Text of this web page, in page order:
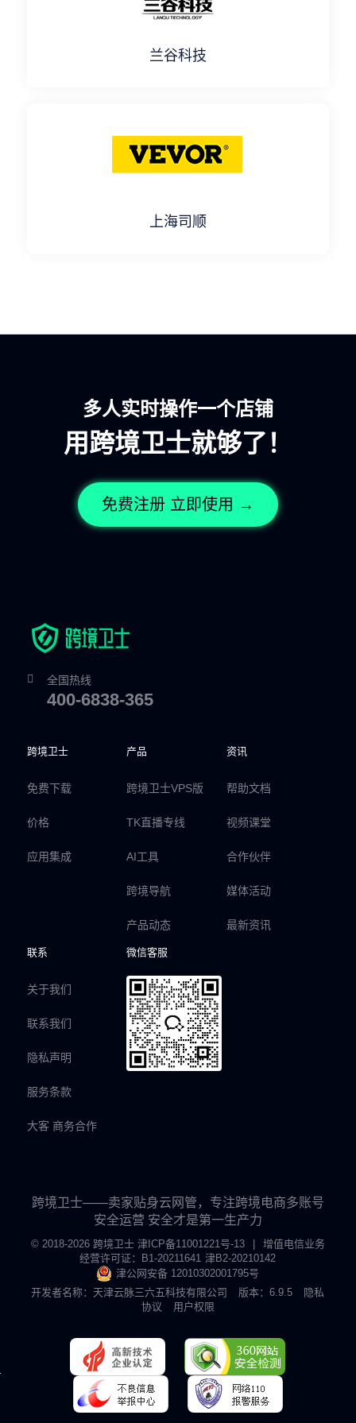
兰谷科技
上海司顺
多人实时操作一个店铺
用跨境卫士就够了！
免费注册 立即使用 →
全国热线
400-6838-365
跨境卫士
免费下载
价格
应用集成
产品
跨境卫士VPS版
TK直播专线
AI工具
跨境导航
产品动态
资讯
帮助文档
视频课堂
合作伙伴
媒体活动
最新资讯
联系
关于我们
联系我们
隐私声明
服务条款
大客 商务合作
微信客服
跨境卫士——卖家贴身云网管，专注跨境电商多账号
安全运营 安全才是第一生产力
© 2018-2026 跨境卫士 津ICP备11001221号-13 |
增值电信业务
经营许可证：B1-20211641 津B2-20210142
津公网安备 12010302001795号
开发者名称：天津云脉三六五科技有限公司
版本：6.9.5
隐私
协议
用户权限